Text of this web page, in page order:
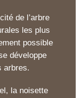
de l’arbre
les plus
possible
développe
arbres.
la noisette